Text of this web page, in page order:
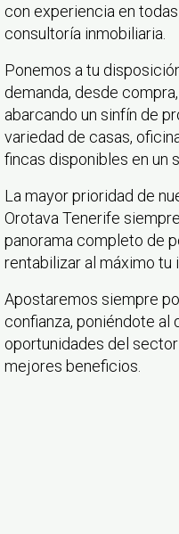
con experiencia en
consultoría inmobiliaria.
Ponemos a tu
demanda, desde
abarcando un sinfín de
variedad de casas,
fincas disponibles en un
La mayor prioridad de
Orotava Tenerife
panorama completo de
rentabilizar al máximo tu
Apostaremos siempre
confianza, poniéndote al
oportunidades del
mejores beneficios.